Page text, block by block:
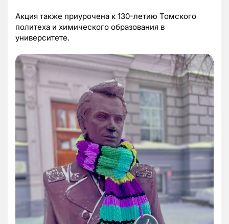
Акция также приурочена к 130-летию Томского
политеха и химического образования в
университете.